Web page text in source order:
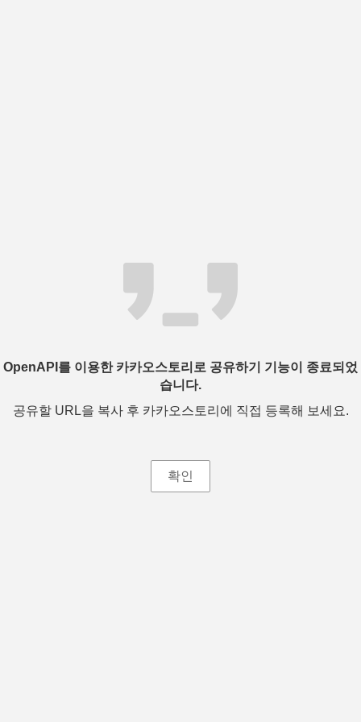
OpenAPI를 이용한 카카오스토리로 공유하기 기능이 종료되었
습니다.
공유할 URL을 복사 후 카카오스토리에 직접 등록해 보세요.
확인